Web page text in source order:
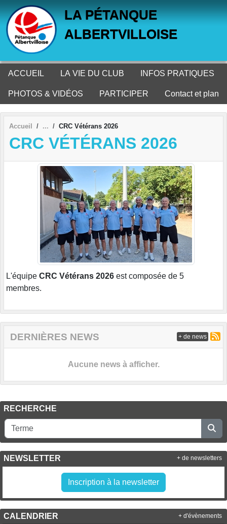
LA PÉTANQUE
ALBERTVILLOISE
ACCUEIL LA VIE DU CLUB INFOS PRATIQUES
PHOTOS & VIDÉOS PARTICIPER Contact et plan
Accueil CRC Vétérans 2026
CRC VÉTÉRANS 2026
L'équipe CRC Vétérans 2026 est composée de 5
membres.
DERNIÈRES NEWS
Aucune news à afficher.
+ de news
RECHERCHE
NEWSLETTER
Inscription à la newsletter
+ de newsletters
CALENDRIER + d'évènements
Panneau de gestion des cookies